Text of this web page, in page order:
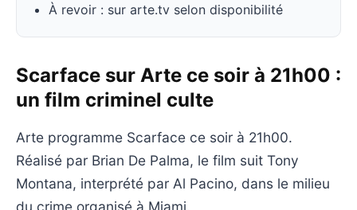
À revoir : sur arte.tv selon disponibilité
Scarface sur Arte ce soir à 21h00 :
un film criminel culte
Arte programme Scarface ce soir à 21h00.
Réalisé par Brian De Palma, le film suit Tony
Montana, interprété par Al Pacino, dans le milieu
du crime organisé à Miami.